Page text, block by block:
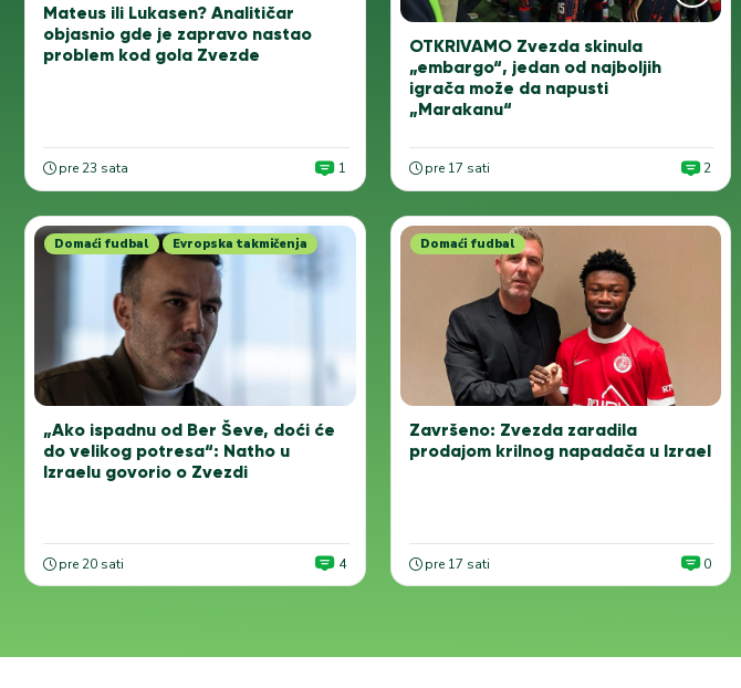
Mateus ili Lukasen? Analitičar
objasnio gde je zapravo nastao
problem kod gola Zvezde
pre 23 sata 1
OTKRIVAMO Zvezda skinula
„embargo“, jedan od najboljih
igrača može da napusti
„Marakanu“
pre 17 sati 2
Domaći fudbal Evropska takmičenja
„Ako ispadnu od Ber Ševe, doći će
do velikog potresa“: Natho u
Izraelu govorio o Zvezdi
pre 20 sati 4
Domaći fudbal
Završeno: Zvezda zaradila
prodajom krilnog napadača u Izrael
pre 17 sati 0